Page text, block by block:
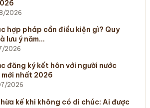
2026
hợp pháp cần điều kiện gì? Quy
lưu ý năm…
2026
đăng ký kết hôn với người nước
nhất 2026
2026
kế khi không có di chúc: Ai được